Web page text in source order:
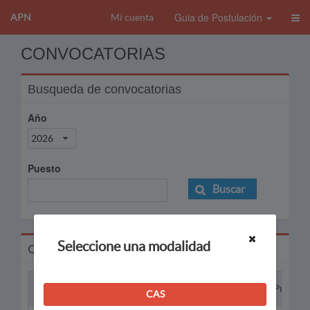
APN Mi cuenta Guia de Postulación
CONVOCATORIAS
Busqueda de convocatorias
Año
2026
Puesto
Buscar
Convocatorias
Puesto
Seleccione una modalidad
CAS